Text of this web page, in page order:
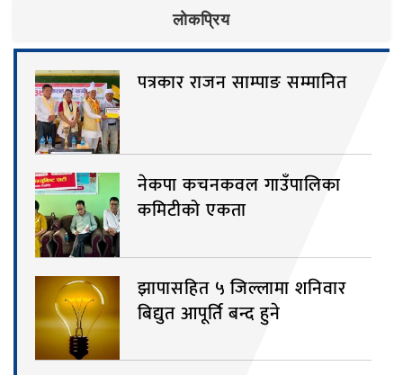
लाेकप्रिय
पत्रकार राजन साम्पाङ सम्मानित
नेकपा कचनकवल गाउँपालिका
कमिटीको एकता
झापासहित ५ जिल्लामा शनिवार
बिद्युत आपूर्ति बन्द हुने